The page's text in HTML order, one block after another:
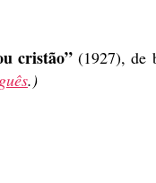
cristão”(1927), de
.)